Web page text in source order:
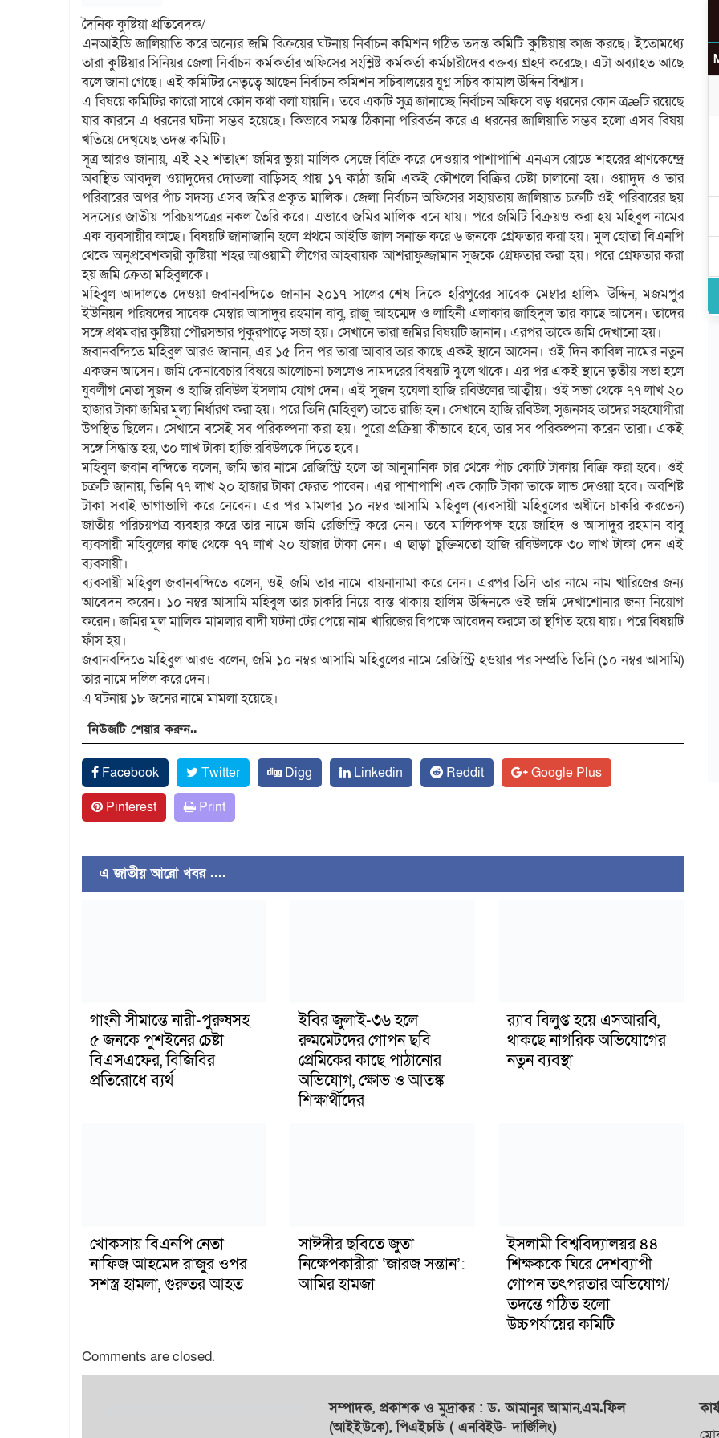
দৈনিক কুষ্টিয়া প্রতিবেদক/
এনআইডি জালিয়াতি করে অন্যের জমি বিক্রয়ের ঘটনায় নির্বাচন কমিশন গঠিত তদন্ত কমিটি কুষ্টিয়ায় কাজ করছে। ইতোমধ্যে
তারা কুষ্টিয়ার সিনিয়র জেলা নির্বাচন কর্মকর্তার অফিসের সংশ্লিষ্ট কর্মকর্তা কর্মচারীদের বক্তব্য গ্রহণ করেছে। এটা অব্যাহত আছে
বলে জানা গেছে। এই কমিটির নেতৃত্বে আছেন নির্বাচন কমিশন সচিবালয়ের যুগ্ন সচিব কামাল উদ্দিন বিশ্বাস।
এ বিষয়ে কমিটির কারো সাথে কোন কথা বলা যায়নি। তবে একটি সুত্র জানাচ্ছে নির্বাচন অফিসে বড় ধরনের কোন ত্রæটি রয়েছে
যার কারনে এ ধরনের ঘটনা সম্ভব হয়েছে। কিভাবে সমস্ত ঠিকানা পরিবর্তন করে এ ধরনের জালিয়াতি সম্ভব হলো এসব বিষয়
খতিয়ে দেখ্েযছ তদন্ত কমিটি।
সূত্র আরও জানায়, এই ২২ শতাংশ জমির ভুয়া মালিক সেজে বিক্রি করে দেওয়ার পাশাপাশি এনএস রোডে শহরের প্রাণকেন্দ্রে
অবস্থিত আবদুল ওয়াদুদের দোতলা বাড়িসহ প্রায় ১৭ কাঠা জমি একই কৌশলে বিক্রির চেষ্টা চালানো হয়। ওয়াদুদ ও তার
পরিবারের অপর পাঁচ সদস্য এসব জমির প্রকৃত মালিক। জেলা নির্বাচন অফিসের সহায়তায় জালিয়াত চক্রটি ওই পরিবারের ছয়
সদস্যের জাতীয় পরিচয়পত্রের নকল তৈরি করে। এভাবে জমির মালিক বনে যায়। পরে জমিটি বিক্রয়ও করা হয় মহিবুল নামের
এক ব্যবসায়ীর কাছে। বিষয়টি জানাজানি হলে প্রথমে আইডি জাল সনাক্ত করে ৬ জনকে গ্রেফতার করা হয়। মুল হোতা বিএনপি
থেকে অনুপ্রবেশকারী কুষ্টিয়া শহর আওয়ামী লীগের আহবায়ক আশরাফুজ্জামান সুজকে গ্রেফতার করা হয়। পরে গ্রেফতার করা
হয় জমি ক্রেতা মহিবুলকে।
মহিবুল আদালতে দেওয়া জবানবন্দিতে জানান ২০১৭ সালের শেষ দিকে হরিপুরের সাবেক মেম্বার হালিম উদ্দিন, মজমপুর
ইউনিয়ন পরিষদের সাবেক মেম্বার আসাদুর রহমান বাবু, রাজু আহম্মেদ ও লাহিনী এলাকার জাহিদুল তার কাছে আসেন। তাদের
সঙ্গে প্রথমবার কুষ্টিয়া পৌরসভার পুকুরপাড়ে সভা হয়। সেখানে তারা জমির বিষয়টি জানান। এরপর তাকে জমি দেখানো হয়।
জবানবন্দিতে মহিবুল আরও জানান, এর ১৫ দিন পর তারা আবার তার কাছে একই স্থানে আসেন। ওই দিন কাবিল নামের নতুন
একজন আসেন। জমি কেনাবেচার বিষয়ে আলোচনা চললেও দামদরের বিষয়টি ঝুলে থাকে। এর পর একই স্থানে তৃতীয় সভা হলে
যুবলীগ নেতা সুজন ও হাজি রবিউল ইসলাম যোগ দেন। এই সুজন হ্েযলা হাজি রবিউলের আত্মীয়। ওই সভা থেকে ৭৭ লাখ ২০
হাজার টাকা জমির মূল্য নির্ধারণ করা হয়। পরে তিনি (মহিবুল) তাতে রাজি হন। সেখানে হাজি রবিউল, সুজনসহ তাদের সহযোগীরা
উপস্থিত ছিলেন। সেখানে বসেই সব পরিকল্পনা করা হয়। পুরো প্রক্রিয়া কীভাবে হবে, তার সব পরিকল্পনা করেন তারা। একই
সঙ্গে সিদ্ধান্ত হয়, ৩০ লাখ টাকা হাজি রবিউলকে দিতে হবে।
মহিবুল জবান বন্দিতে বলেন, জমি তার নামে রেজিস্ট্রি হলে তা আনুমানিক চার থেকে পাঁচ কোটি টাকায় বিক্রি করা হবে। ওই
চক্রটি জানায়, তিনি ৭৭ লাখ ২০ হাজার টাকা ফেরত পাবেন। এর পাশাপাশি এক কোটি টাকা তাকে লাভ দেওয়া হবে। অবশিষ্ট
টাকা সবাই ভাগাভাগি করে নেবেন। এর পর মামলার ১০ নম্বর আসামি মহিবুল (ব্যবসায়ী মহিবুলের অধীনে চাকরি করতেন)
জাতীয় পরিচয়পত্র ব্যবহার করে তার নামে জমি রেজিস্ট্রি করে নেন। তবে মালিকপক্ষ হয়ে জাহিদ ও আসাদুর রহমান বাবু
ব্যবসায়ী মহিবুলের কাছ থেকে ৭৭ লাখ ২০ হাজার টাকা নেন। এ ছাড়া চুক্তিমতো হাজি রবিউলকে ৩০ লাখ টাকা দেন এই
ব্যবসায়ী।
ব্যবসায়ী মহিবুল জবানবন্দিতে বলেন, ওই জমি তার নামে বায়নানামা করে নেন। এরপর তিনি তার নামে নাম খারিজের জন্য
আবেদন করেন। ১০ নম্বর আসামি মহিবুল তার চাকরি নিয়ে ব্যস্ত থাকায় হালিম উদ্দিনকে ওই জমি দেখাশোনার জন্য নিয়োগ
করেন। জমির মূল মালিক মামলার বাদী ঘটনা টের পেয়ে নাম খারিজের বিপক্ষে আবেদন করলে তা স্থগিত হয়ে যায়। পরে বিষয়টি
ফাঁস হয়।
জবানবন্দিতে মহিবুল আরও বলেন, জমি ১০ নম্বর আসামি মহিবুলের নামে রেজিস্ট্রি হওয়ার পর সম্প্রতি তিনি (১০ নম্বর আসামি)
তার নামে দলিল করে দেন।
এ ঘটনায় ১৮ জনের নামে মামলা হয়েছে।
নিউজটি শেয়ার করুন..
Facebook Twitter Digg Linkedin Reddit
Google Plus
Pinterest
Print
এ জাতীয় আরো খবর ....
গাংনী সীমান্তে নারী-পুরুষসহ
৫ জনকে পুশইনের চেষ্টা
বিএসএফের, বিজিবির
প্রতিরোধে ব্যর্থ
ইবির জুলাই-৩৬ হলে
রুমমেটদের গোপন ছবি
প্রেমিকের কাছে পাঠানোর
অভিযোগ, ক্ষোভ ও আতঙ্ক
শিক্ষার্থীদের
র‍্যাব বিলুপ্ত হয়ে এসআরবি,
থাকছে নাগরিক অভিযোগের
নতুন ব্যবস্থা
খোকসায় বিএনপি নেতা
নাফিজ আহমেদ রাজুর ওপর
সশস্ত্র হামলা, গুরুতর আহত
সাঈদীর ছবিতে জুতা
নিক্ষেপকারীরা ‘জারজ সন্তান’:
আমির হামজা
ইসলামী বিশ্ববিদ্যালয়র ৪৪
শিক্ষককে ঘিরে দেশব্যাপী
গোপন তৎপরতার অভিযোগ/
তদন্তে গঠিত হলো
উচ্চপর্যায়ের কমিটি
Comments are closed.
সম্পাদক, প্রকাশকওমুদ্রাকর: ড. আমানুর আমান,এম.ফিল
(আইইউকে), পিএইচডি ( এনবিইউ- দার্জিলিং)